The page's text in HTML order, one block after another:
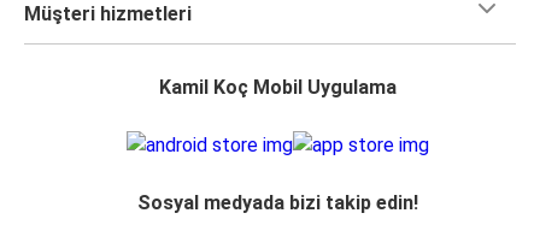
Müşteri hizmetleri
Kamil Koç Mobil Uygulama
Sosyal medyada bizi takip edin!